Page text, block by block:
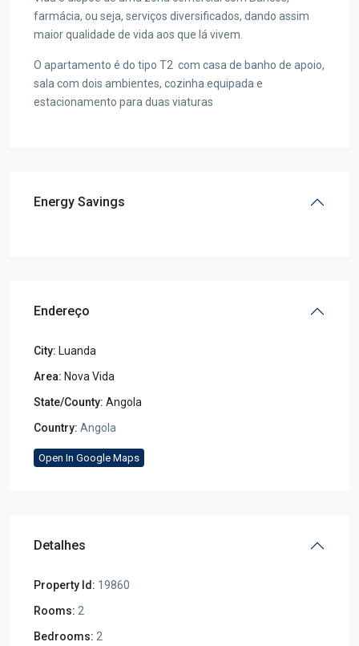
farmácia, ou seja, serviços diversificados, dando assim
maior qualidade de vida aos que lá vivem.
O apartamento é do tipo T2 com casa de banho de apoio,
sala com dois ambientes, cozinha equipada e
estacionamento para duas viaturas
Energy Savings
Endereço
City: Luanda
Area: Nova Vida
State/County: Angola
Country: Angola
Open In Google Maps
Detalhes
Property Id: 19860
Rooms: 2
Bedrooms: 2